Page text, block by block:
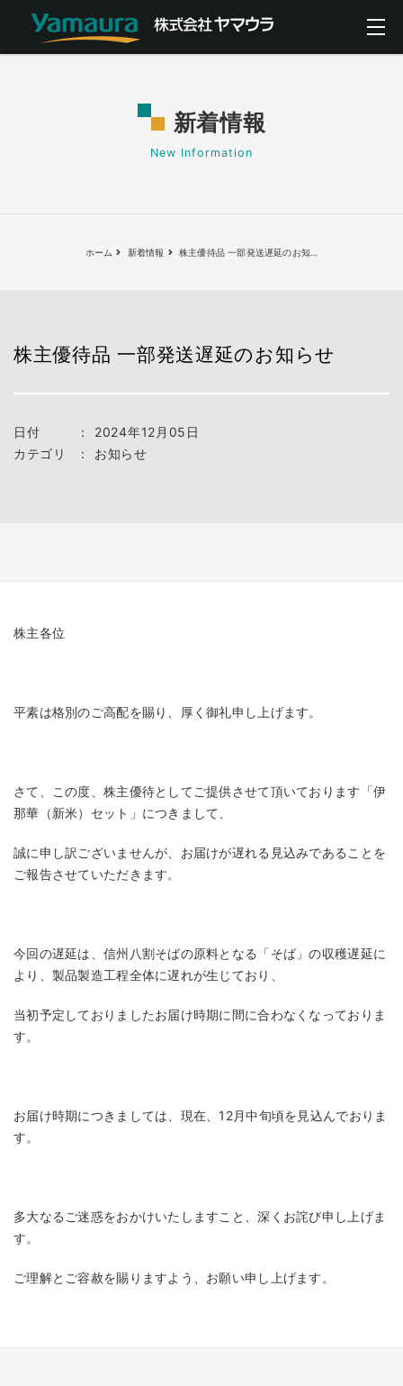
新着情報
New Information
ホーム 新着情報 株主優待品 一部発送遅延のお知
株主優待品 一部発送遅延のお知らせ
日付 ：
2024年12月05日
カテゴリ
： お知らせ
株主各位
平素は格別のご高配を賜り、厚く御礼申し上げます。
さて、この度、株主優待としてご提供させて頂いております「伊
那華（新米）セット」につきまして、
誠に申し訳ございませんが、お届けが遅れる見込みであることを
ご報告させていただきます。
今回の遅延は、信州八割そばの原料となる「そば」の収穫遅延に
より、製品製造工程全体に遅れが生じており、
当初予定しておりましたお届け時期に間に合わなくなっておりま
す。
お届け時期につきましては、現在、12月中旬頃を見込んでおりま
す。
多大なるご迷惑をおかけいたしますこと、深くお詫び申し上げま
す。
ご理解とご容赦を賜りますよう、お願い申し上げます。